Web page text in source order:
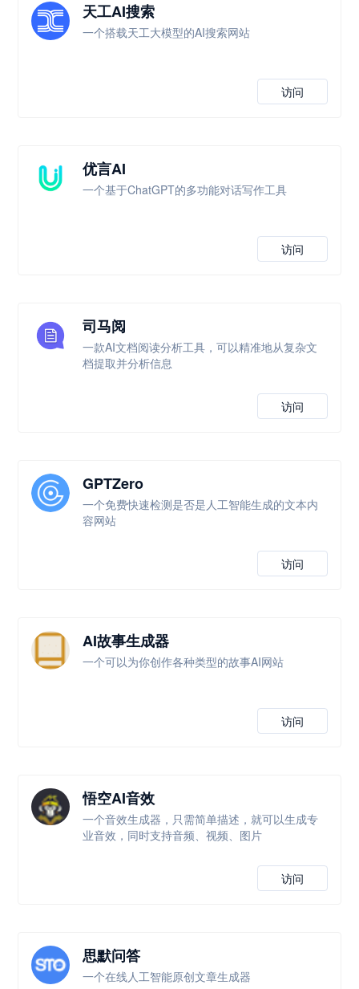
天工AI搜索
一个搭载天工大模型的AI搜索网站
访问
优言AI
一个基于ChatGPT的多功能对话写作工具
访问
司马阅
一款AI文档阅读分析工具，可以精准地从复杂文
档提取并分析信息
访问
GPTZero
一个免费快速检测是否是人工智能生成的文本内
容网站
访问
AI故事生成器
一个可以为你创作各种类型的故事AI网站
访问
悟空AI音效
一个音效生成器，只需简单描述，就可以生成专
业音效，同时支持音频、视频、图片
访问
思默问答
一个在线人工智能原创文章生成器